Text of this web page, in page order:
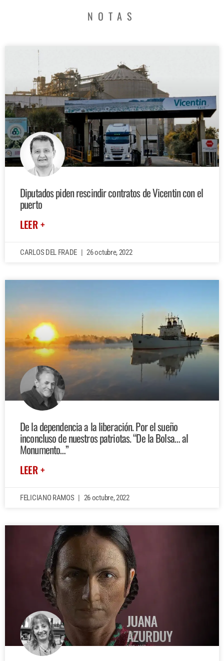
NOTAS
Diputados piden rescindir contratos de Vicentin con el
puerto
LEER +
CARLOS DEL FRADE 26 octubre, 2022
De la dependencia a la liberación. Por el sueño
inconcluso de nuestros patriotas. “De la Bolsa… al
Monumento…”
LEER +
FELICIANO RAMOS 26 octubre, 2022